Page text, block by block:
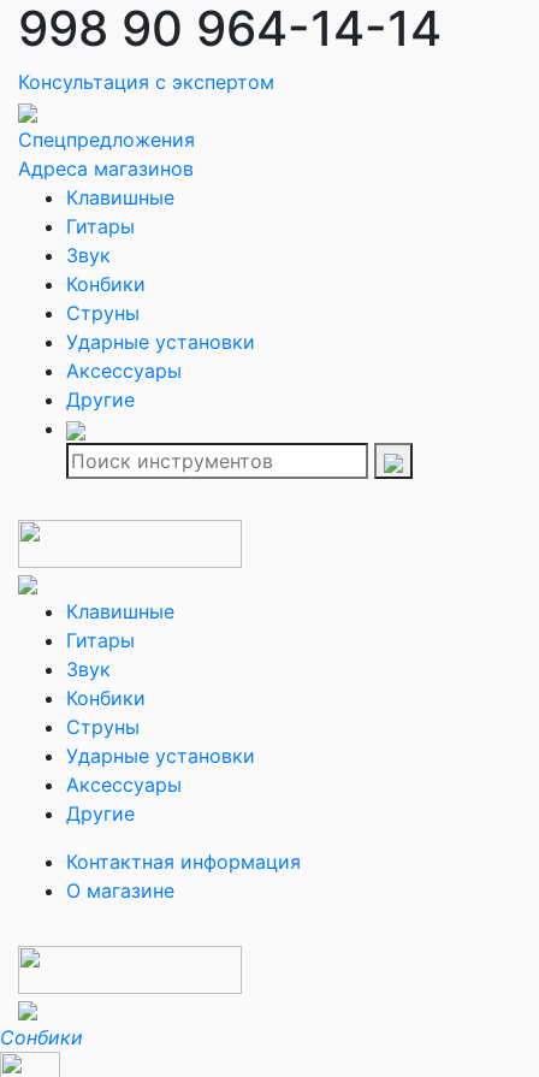
998 90 964-14-14
Консультация с экспертом
Спецпредложения
Адреса магазинов
Клавишные
Гитары
Звук
Конбики
Струны
Ударные установки
Аксессуары
Другие
Клавишные
Гитары
Звук
Конбики
Струны
Ударные установки
Аксессуары
Другие
Контактная информация
О магазине
Сонбики